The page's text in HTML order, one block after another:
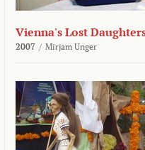
Vienna's Lost
2007 / Mirjam Unger